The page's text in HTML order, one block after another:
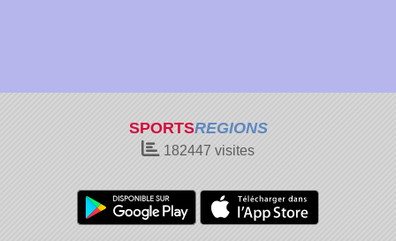
SPORTSREGIONS
182447 visites